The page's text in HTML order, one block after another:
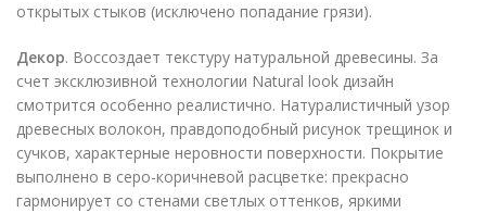
открытых стыков (исключено попадание грязи).
Декор. Воссоздает текстуру натуральной древесины. За
счет эксклюзивной технологии Natural look дизайн
смотрится особенно реалистично. Натуралистичный узор
древесных волокон, правдоподобный рисунок трещинок и
сучков, характерные неровности поверхности. Покрытие
выполнено в серо-коричневой расцветке: прекрасно
гармонирует со стенами светлых оттенков, яркими